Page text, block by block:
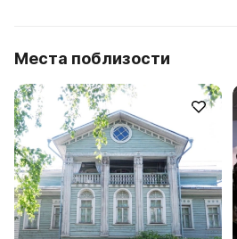
Места поблизости